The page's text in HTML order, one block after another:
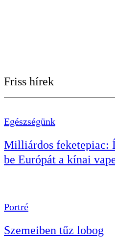
Friss hírek
Egészségünk
Milliárdos feketepiac:
be Európát a kínai
Portré
Szemeiben tűz lobog